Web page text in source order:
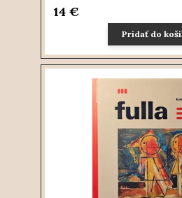
14 €
Pridať do